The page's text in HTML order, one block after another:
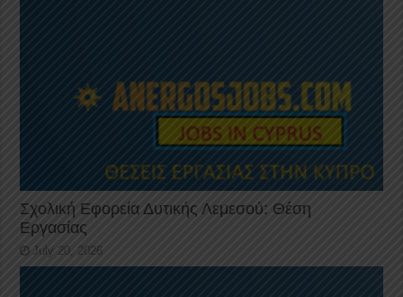
Σχολική Εφορεία Δυτικής Λεμεσού: Θέση
Εργασίας
July 20, 2026